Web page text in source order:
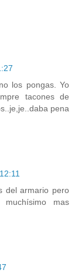
los pongas. Yo
tacones de
pena
del armario pero
mas